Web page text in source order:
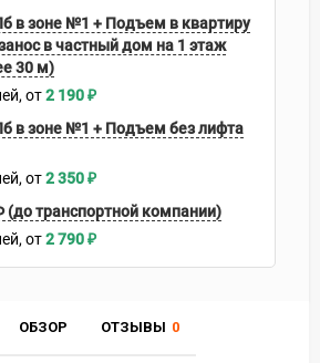
ОБЗОР ОТЗЫВЫ 0
в зоне №1 + Подъем в квартиру
в частный дом на 1 этаж
30 м)
2 190₽
в зоне №1 + Подъем без лифта
2 350₽
(до транспортной компании)
2 790₽